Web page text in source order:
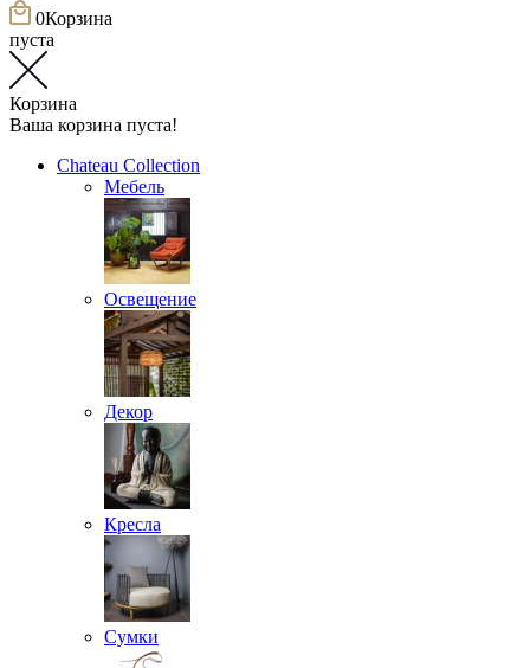
0Корзина
пуста
Корзина
Ваша корзина пуста!
Chateau Collection
Мебель
Освещение
Декор
Кресла
Сумки